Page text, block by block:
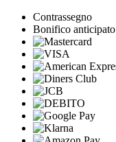
Contrassegno
Bonifico anticipato